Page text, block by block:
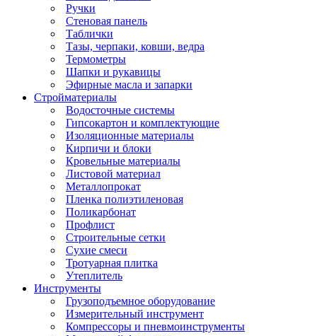
Ручки
Стеновая панель
Таблички
Тазы, черпаки, ковши, ведра
Термометры
Шапки и рукавицы
Эфирные масла и запарки
Стройматериалы
Водосточные системы
Гипсокартон и комплектующие
Изоляционные материалы
Кирпичи и блоки
Кровельные материалы
Листовой материал
Металлопрокат
Пленка полиэтиленовая
Поликарбонат
Профлист
Строительные сетки
Сухие смеси
Тротуарная плитка
Утеплитель
Инструменты
Грузоподъемное оборудование
Измерительный инструмент
Компрессоры и пневмоинструменты